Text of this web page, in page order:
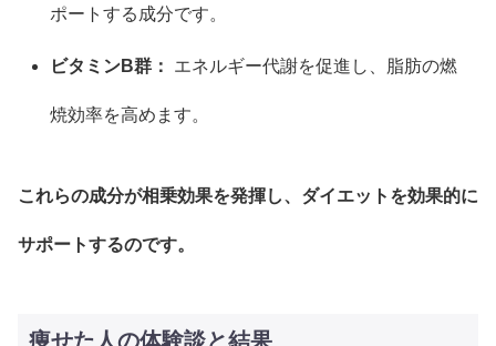
ポートする成分です。
ビタミンB群： エネルギー代謝を促進し、脂肪の燃
焼効率を高めます。
これらの成分が相乗効果を発揮し、ダイエットを効果的に
サポートするのです。
痩せた人の体験談と結果